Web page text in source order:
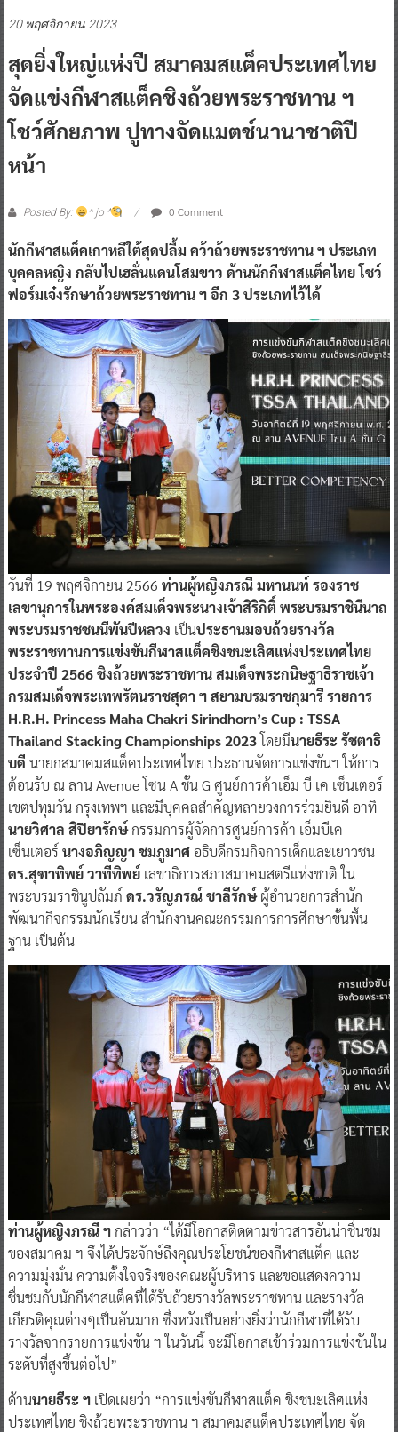
20 พฤศจิกายน 2023
สุดยิ่งใหญ่แห่งปี สมาคมสแต็คประเทศไทย
จัดแข่งกีฬาสแต็คชิงถ้วยพระราชทาน ฯ
โชว์ศักยภาพ ปูทางจัดแมตช์นานาชาติปี
หน้า
Posted By: ^ jo ^ 0 Comment
นักกีฬาสแต็คเกาหลีใต้สุดปลื้ม คว้าถ้วยพระราชทาน ฯ ประเภท
บุคคลหญิง กลับไปเฮลั่นแดนโสมขาว ด้านนักกีฬาสแต็คไทย โชว์
ฟอร์มเจ๋งรักษาถ้วยพระราชทาน ฯ อีก 3 ประเภทไว้ได้
วันที่ 19 พฤศจิกายน 2566 ท่านผู้หญิงภรณี มหานนท์ รองราช
เลขานุการในพระองค์สมเด็จพระนางเจ้าสิริกิติ์ พระบรมราชินีนาถ
พระบรมราชชนนีพันปีหลวง เป็นประธานมอบถ้วยรางวัล
พระราชทานการแข่งขันกีฬาสแต็คชิงชนะเลิศแห่งประเทศไทย
ประจำปี 2566ชิงถ้วยพระราชทาน สมเด็จพระกนิษฐาธิราชเจ้า
กรมสมเด็จพระเทพรัตนราชสุดา ฯ สยามบรมราชกุมารี รายการ
H.R.H. Princess Maha Chakri Sirindhorn’s Cup : TSSA
Thailand Stacking Championships 2023 โดยมีนายธีระ รัชตาธิ
บดี นายกสมาคมสแต็คประเทศไทย ประธานจัดการแข่งขันฯ ให้การ
ต้อนรับ ณ ลาน Avenue โซน A ชั้น G ศูนย์การค้าเอ็ม บี เค เซ็นเตอร์
เขตปทุมวัน กรุงเทพฯ และมีบุคคลสำคัญหลายวงการร่วมยินดี อาทิ
นายวิศาล สิปิยารักษ์กรรมการผู้จัดการศูนย์การค้า เอ็มบีเค
เซ็นเตอร์ นางอภิญญา ชมภูมาศอธิบดีกรมกิจการเด็กและเยาวชน
ดร.สุฑาทิพย์ วาทีทิพย์เลขาธิการสภาสมาคมสตรีแห่งชาติ ใน
พระบรมราชินูปถัมภ์ ดร.วรัญภรณ์ ชาลีรักษ์ผู้อำนวยการสำนัก
พัฒนากิจกรรมนักเรียน สำนักงานคณะกรรมการการศึกษาขั้นพื้น
ฐาน เป็นต้น
ท่านผู้หญิงภรณี ฯกล่าวว่า “ได้มีโอกาสติดตามข่าวสารอันน่าชื่นชม
ของสมาคม ฯ จึงได้ประจักษ์ถึงคุณประโยชน์ของกีฬาสแต็ค และ
ความมุ่งมั่น ความตั้งใจจริงของคณะผู้บริหาร และขอแสดงความ
ชื่นชมกับนักกีฬาสแต็คที่ได้รับถ้วยรางวัลพระราชทาน และรางวัล
เกียรติคุณต่างๆเป็นอันมาก ซึ่งหวังเป็นอย่างยิ่งว่านักกีฬาที่ได้รับ
รางวัลจากรายการแข่งขัน ฯ ในวันนี้ จะมีโอกาสเข้าร่วมการแข่งขันใน
ระดับที่สูงขึ้นต่อไป”
ด้านนายธีระ ฯเปิดเผยว่า “การแข่งขันกีฬาสแต็ค ชิงชนะเลิศแห่ง
ประเทศไทย ชิงถ้วยพระราชทาน ฯ สมาคมสแต็คประเทศไทย จัด